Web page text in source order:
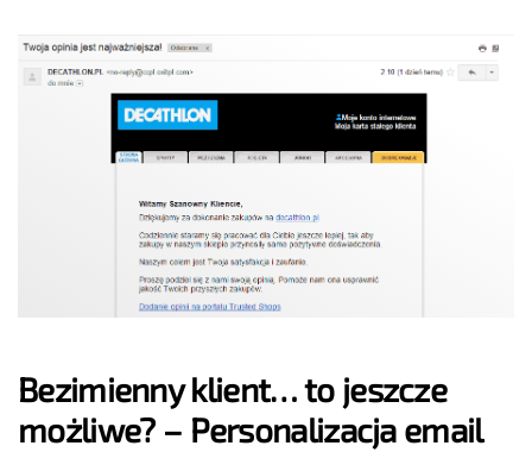
Bezimienny klient… to jeszcze
możliwe? – Personalizacja email